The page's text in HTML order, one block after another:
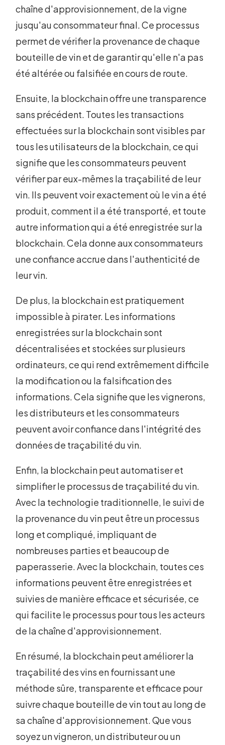
chaîne d'approvisionnement, de la vigne
jusqu'au consommateur final. Ce processus
permet de vérifier la provenance de chaque
bouteille de vin et de garantir qu'elle n'a pas
été altérée ou falsifiée en cours de route.
Ensuite, la blockchain offre une transparence
sans précédent. Toutes les transactions
effectuées sur la blockchain sont visibles par
tous les utilisateurs de la blockchain, ce qui
signifie que les consommateurs peuvent
vérifier par eux-mêmes la traçabilité de leur
vin. Ils peuvent voir exactement où le vin a été
produit, comment il a été transporté, et toute
autre information qui a été enregistrée sur la
blockchain. Cela donne aux consommateurs
une confiance accrue dans l'authenticité de
leur vin.
De plus, la blockchain est pratiquement
impossible à pirater. Les informations
enregistrées sur la blockchain sont
décentralisées et stockées sur plusieurs
ordinateurs, ce qui rend extrêmement difficile
la modification ou la falsification des
informations. Cela signifie que les vignerons,
les distributeurs et les consommateurs
peuvent avoir confiance dans l'intégrité des
données de traçabilité du vin.
Enfin, la blockchain peut automatiser et
simplifier le processus de traçabilité du vin.
Avec la technologie traditionnelle, le suivi de
la provenance du vin peut être un processus
long et compliqué, impliquant de
nombreuses parties et beaucoup de
paperasserie. Avec la blockchain, toutes ces
informations peuvent être enregistrées et
suivies de manière efficace et sécurisée, ce
qui facilite le processus pour tous les acteurs
de la chaîne d'approvisionnement.
En résumé, la blockchain peut améliorer la
traçabilité des vins en fournissant une
méthode sûre, transparente et efficace pour
suivre chaque bouteille de vin tout au long de
sa chaîne d'approvisionnement. Que vous
soyez un vigneron, un distributeur ou un